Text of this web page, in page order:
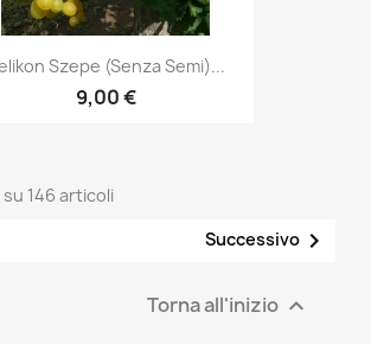
Szepe (senza Semi)...
9,00 €
su 146 articoli
Successivo 
Torna all'inizio 